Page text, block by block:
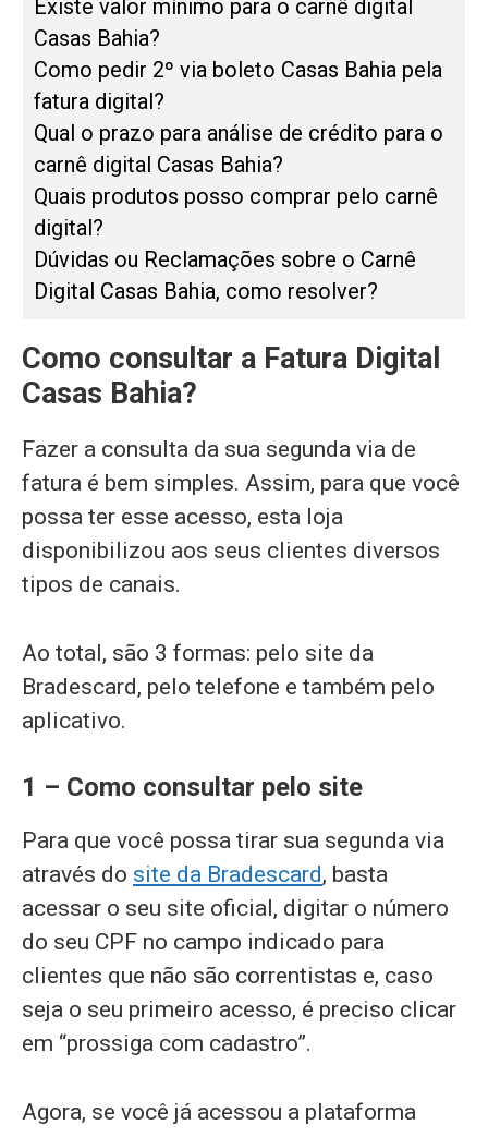
Existe valor mínimo para o carnê digital
Casas Bahia?
Como pedir 2º via boleto Casas Bahia pela
fatura digital?
Qual o prazo para análise de crédito para o
carnê digital Casas Bahia?
Quais produtos posso comprar pelo carnê
digital?
Dúvidas ou Reclamações sobre o Carnê
Digital Casas Bahia, como resolver?
Como consultar a Fatura Digital
Casas Bahia?
Fazer a consulta da sua segunda via de
fatura é bem simples. Assim, para que você
possa ter esse acesso, esta loja
disponibilizou aos seus clientes diversos
tipos de canais.
Ao total, são 3 formas: pelo site da
Bradescard, pelo telefone e também pelo
aplicativo.
1 – Como consultar pelo site
Para que você possa tirar sua segunda via
através do site da Bradescard, basta
acessar o seu site oficial, digitar o número
do seu CPF no campo indicado para
clientes que não são correntistas e, caso
seja o seu primeiro acesso, é preciso clicar
em “prossiga com cadastro”.
Agora, se você já acessou a plataforma